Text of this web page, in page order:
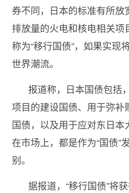
券不同，日本的标准有所
排放量的火电和核电相关项
称为“移行国债”，如果实现
世界潮流。
报道称，日本国债包括
项目的建设国债、用于弥补
国债，以及用于应对东日本
在市场上，都是作为“国债”
别。
据报道，“移行国债”将